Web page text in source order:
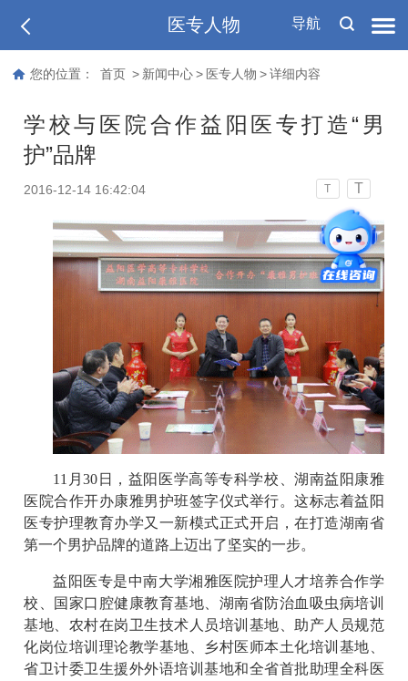
导航
医专人物
您的位置： 首页 > 新闻中心 > 医专人物 > 详细内容
学校与医院合作益阳医专打造“男
护”品牌
2016-12-14 16:42:04 T T
11月30日，益阳医学高等专科学校、湖南益阳康雅
医院合作开办康雅男护班签字仪式举行。这标志着益阳
医专护理教育办学又一新模式正式开启，在打造湖南省
第一个男护品牌的道路上迈出了坚实的一步。
益阳医专是中南大学湘雅医院护理人才培养合作学
校、国家口腔健康教育基地、湖南省防治血吸虫病培训
基地、农村在岗卫生技术人员培训基地、助产人员规范
化岗位培训理论教学基地、乡村医师本土化培训基地、
省卫计委卫生援外外语培训基地和全省首批助理全科医